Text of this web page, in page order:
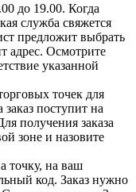
до 19.00. Когда
служба свяжется
предложит выбрать
адрес. Осмотрите
указанной
точек для
поступит на
получения заказа
зоне и назовите
точку, на ваш
код. Заказ нужно